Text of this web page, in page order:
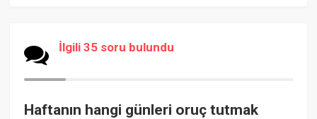
İlgili 35 soru bulundu
Haftanın hangi günleri oruç tutmak